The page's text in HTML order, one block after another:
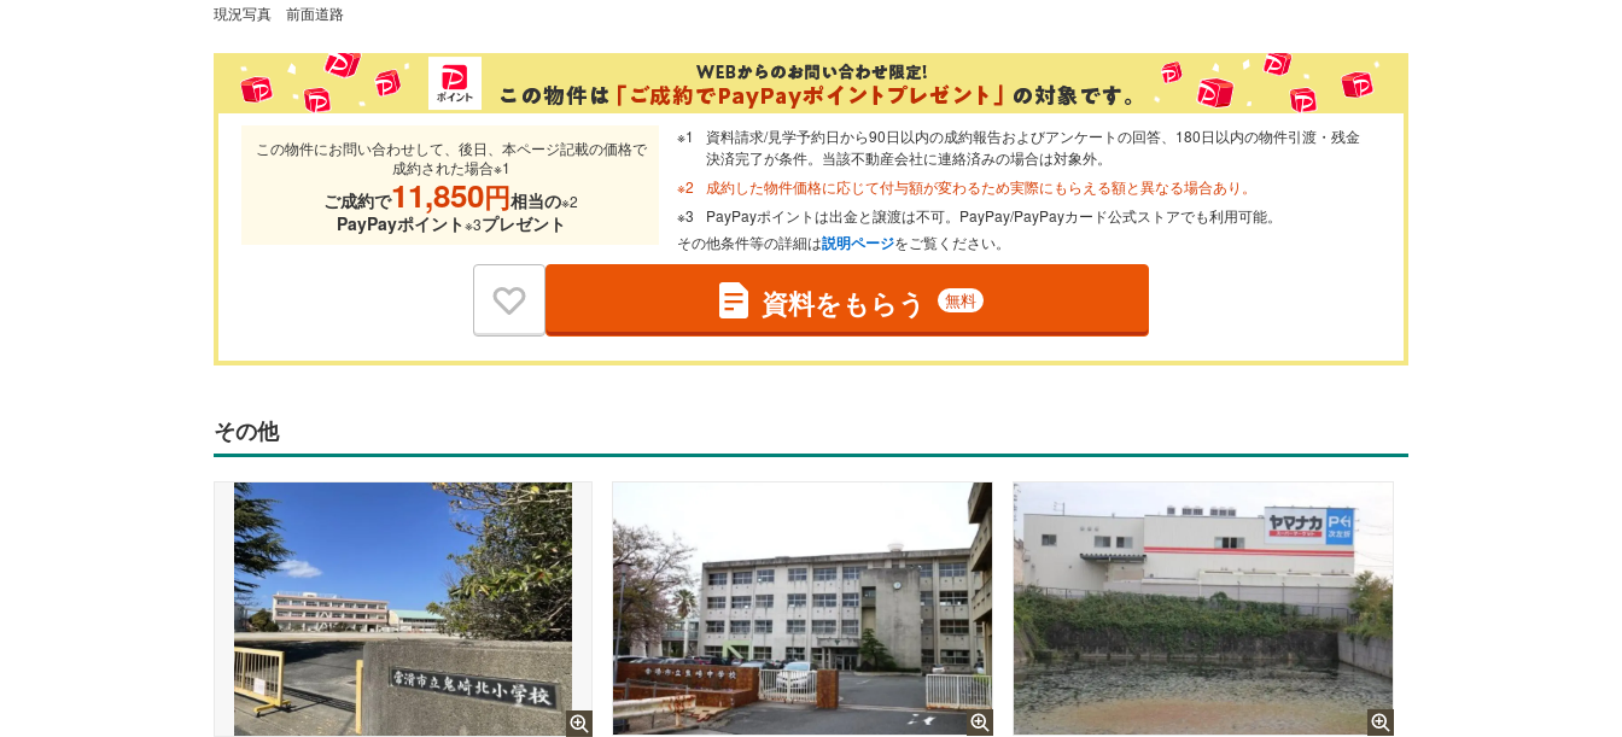
現況写真 前面道路
この物件にお問い合わせして、後日、本ページ記載の価格で
成約された場合※1
ご成約で11,850円相当の※2
PayPayポイント※3プレゼント
資料請求/見学予約日から90日以内の成約報告およびアンケートの回答、180日以内の物件引渡・残金
決済完了が条件。当該不動産会社に連絡済みの場合は対象外。
成約した物件価格に応じて付与額が変わるため実際にもらえる額と異なる場合あり。
PayPayポイントは出金と譲渡は不可。PayPay/PayPayカード公式ストアでも利用可能。
その他条件等の詳細は説明ページをご覧ください。
資料をもらう 無料
その他